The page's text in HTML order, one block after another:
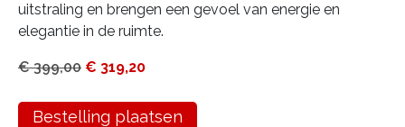
uitstraling en brengen een gevoel van energie en
elegantie in de ruimte.
€399,00 € 319,20
Bestelling plaatsen